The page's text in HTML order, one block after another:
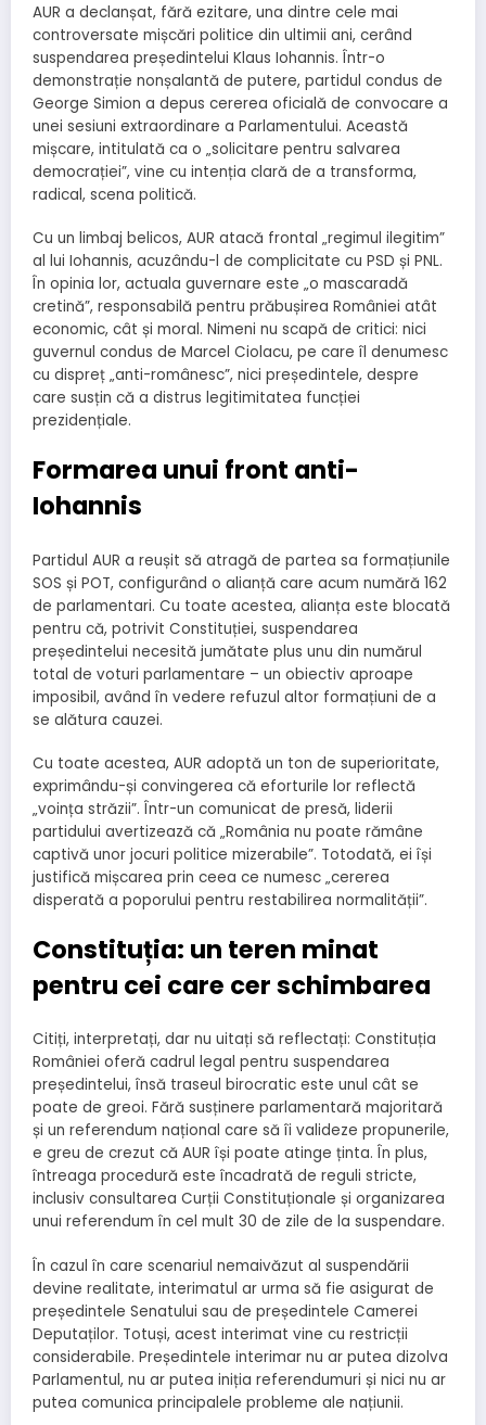
AUR a declanșat, fără ezitare, una dintre cele mai
controversate mișcări politice din ultimii ani, cerând
suspendarea președintelui Klaus Iohannis. Într-o
demonstrație nonșalantă de putere, partidul condus de
George Simion a depus cererea oficială de convocare a
unei sesiuni extraordinare a Parlamentului. Această
mișcare, intitulată ca o „solicitare pentru salvarea
democrației”, vine cu intenția clară de a transforma,
radical, scena politică.
Cu un limbaj belicos, AUR atacă frontal „regimul ilegitim”
al lui Iohannis, acuzându-l de complicitate cu PSD și PNL.
În opinia lor, actuala guvernare este „o mascaradă
cretină”, responsabilă pentru prăbușirea României atât
economic, cât și moral. Nimeni nu scapă de critici: nici
guvernul condus de Marcel Ciolacu, pe care îl denumesc
cu dispreț „anti-românesc”, nici președintele, despre
care susțin că a distrus legitimitatea funcției
prezidențiale.
Formarea unui front anti-
Iohannis
Partidul AUR a reușit să atragă de partea sa formațiunile
SOS și POT, configurând o alianță care acum numără 162
de parlamentari. Cu toate acestea, alianța este blocată
pentru că, potrivit Constituției, suspendarea
președintelui necesită jumătate plus unu din numărul
total de voturi parlamentare – un obiectiv aproape
imposibil, având în vedere refuzul altor formațiuni de a
se alătura cauzei.
Cu toate acestea, AUR adoptă un ton de superioritate,
exprimându-și convingerea că eforturile lor reflectă
„voința străzii”. Într-un comunicat de presă, liderii
partidului avertizează că „România nu poate rămâne
captivă unor jocuri politice mizerabile”. Totodată, ei își
justifică mișcarea prin ceea ce numesc „cererea
disperată a poporului pentru restabilirea normalității”.
Constituția: un teren minat
pentru cei care cer schimbarea
Citiți, interpretați, dar nu uitați să reflectați: Constituția
României oferă cadrul legal pentru suspendarea
președintelui, însă traseul birocratic este unul cât se
poate de greoi. Fără susținere parlamentară majoritară
și un referendum național care să îi valideze propunerile,
e greu de crezut că AUR își poate atinge ținta. În plus,
întreaga procedură este încadrată de reguli stricte,
inclusiv consultarea Curții Constituționale și organizarea
unui referendum în cel mult 30 de zile de la suspendare.
În cazul în care scenariul nemaivăzut al suspendării
devine realitate, interimatul ar urma să fie asigurat de
președintele Senatului sau de președintele Camerei
Deputaților. Totuși, acest interimat vine cu restricții
considerabile. Președintele interimar nu ar putea dizolva
Parlamentul, nu ar putea iniția referendumuri și nici nu ar
putea comunica principalele probleme ale națiunii.